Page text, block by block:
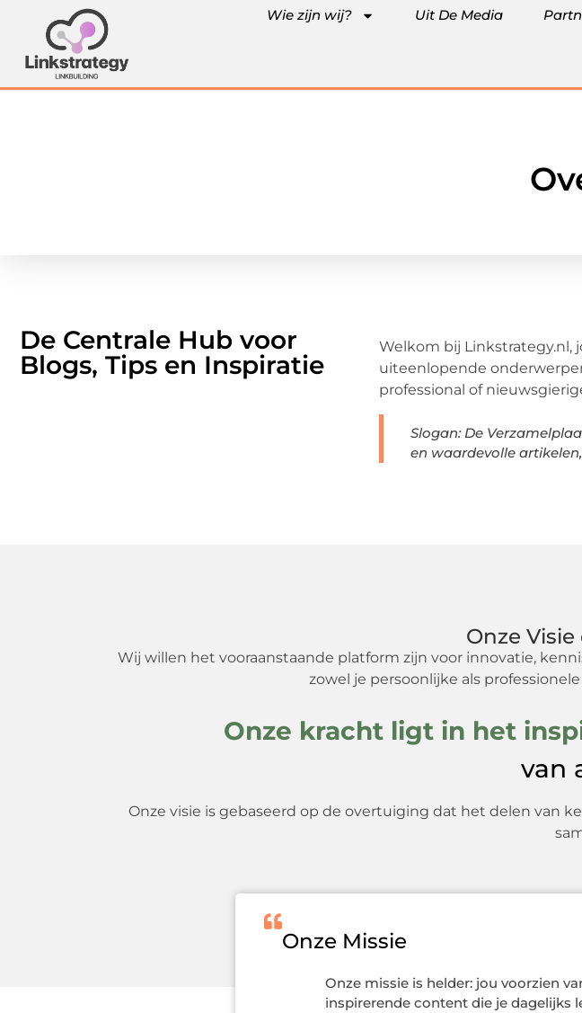
Wie zijn wij? Uit De Media
De Centrale Hub voor
Blogs, Tips en Inspiratie
Welkom bij
uiteenlopende
professional of
Slogan: De
en waardevolle
Onze
Wij willen het vooraanstaande platform zijn voor innovatie,
zowel je persoonlijke als
Onze kracht ligt in het
van
Onze visie is gebaseerd op de overtuiging dat het delen van
Onze Missie
Onze missie is helder: jou voorzien
inspirerende content die je dagelijks